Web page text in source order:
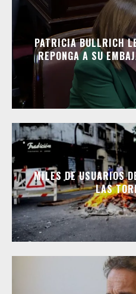
PATRICIA BULLRICH
REPONGA A SU
MILES DE USUARIOS
LAS